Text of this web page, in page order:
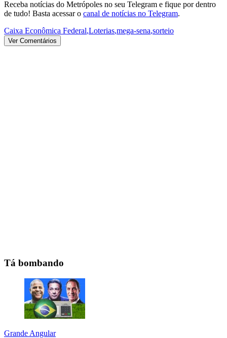
Receba notícias do Metrópoles no seu Telegram e fique por dentro
de tudo! Basta acessar o canal de notícias no Telegram.
Caixa Econômica Federal,Loterias,mega-sena,sorteio
Ver Comentários
Tá bombando
Grande Angular